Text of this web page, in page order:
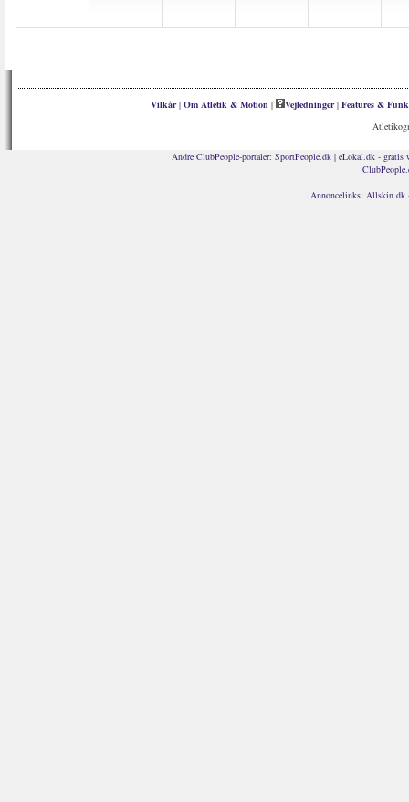
Vilkår| Om Atletik & Motion | Vejledninger| Features &
Andre ClubPeople-portaler: SportPeople.dk| eLokal.dk - gratis
Annoncelinks: Allskin.dk